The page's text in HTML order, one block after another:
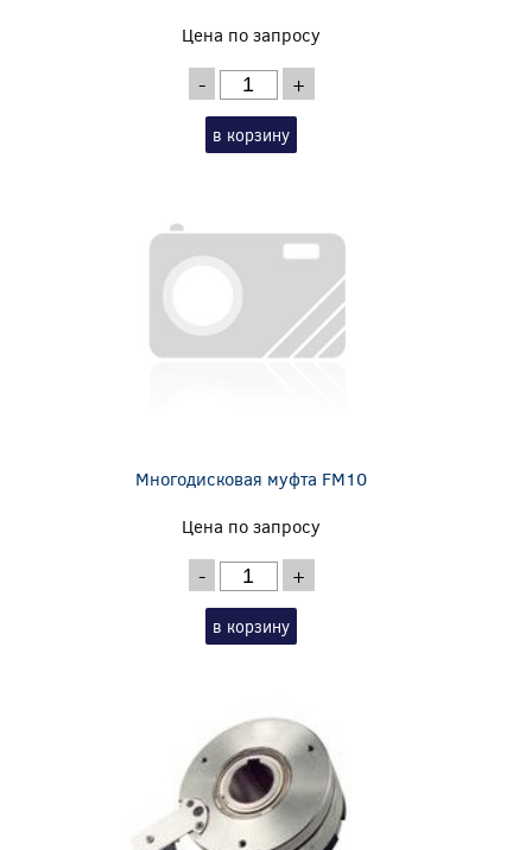
Цена по запросу
- +
в корзину
Многодисковая муфта FM10
Цена по запросу
- +
в корзину